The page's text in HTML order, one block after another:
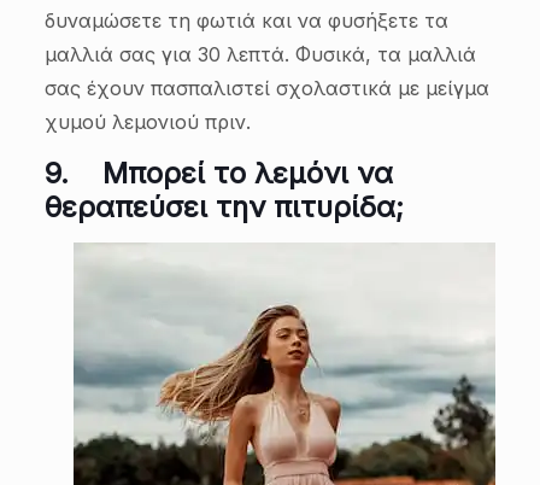
δυναμώσετε τη φωτιά και να φυσήξετε τα
μαλλιά σας για 30 λεπτά. Φυσικά, τα μαλλιά
σας έχουν πασπαλιστεί σχολαστικά με μείγμα
χυμού λεμονιού πριν.
9. Μπορεί το λεμόνι να
θεραπεύσει την πιτυρίδα;